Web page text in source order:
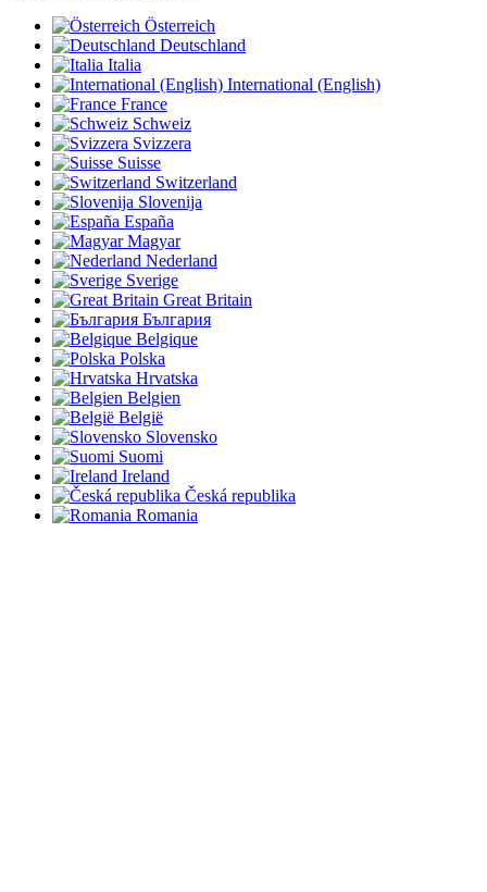
Österreich
Deutschland
Italia
International (English)
France
Schweiz
Svizzera
Suisse
Switzerland
Slovenija
España
Magyar
Nederland
Sverige
Great Britain
България
Belgique
Polska
Hrvatska
Belgien
België
Slovensko
Suomi
Ireland
Česká republika
Romania